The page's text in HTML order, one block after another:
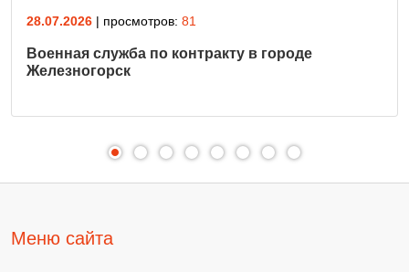
28.07.2026 | просмотров: 81
Военная служба по контракту в городе
Железногорск
Меню сайта